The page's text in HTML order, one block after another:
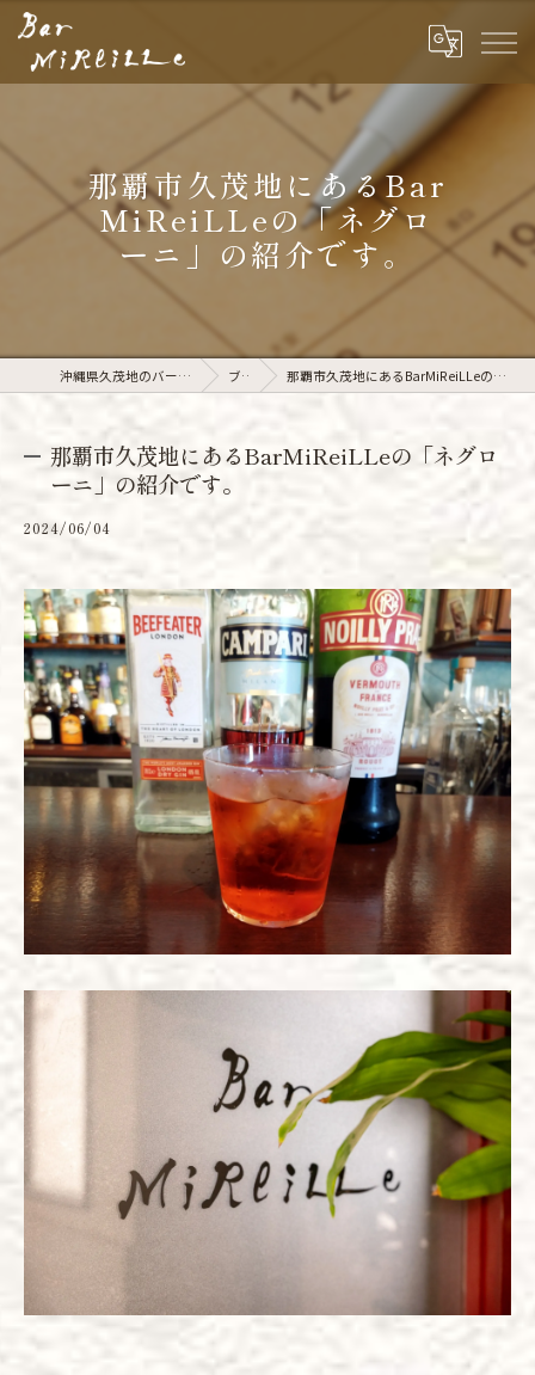
那覇市久茂地にあるBar
MiReiLLeの「ネグロ
ーニ」の紹介です。
沖縄県久茂地のバーならBar MiReiLLe ブログ 那覇市久茂地にあるBarMiReiLLeの「ネグローニ」の紹介です。
那覇市久茂地にあるBarMiReiLLeの「ネグロ
ーニ」の紹介です。
2024/06/04